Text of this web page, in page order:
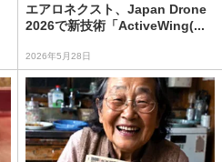
エアロネクスト、Japan Drone
2026で新技術「ActiveWing(...
2026年5月28日